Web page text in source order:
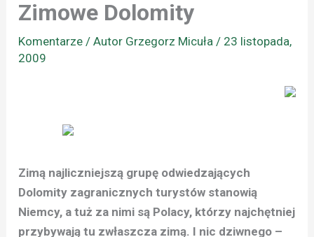
Zimowe Dolomity
Komentarze / Autor Grzegorz Micuła/ 23 listopada,
2009
Zimą najliczniejszą grupę odwiedzających
Dolomity zagranicznych turystów stanowią
Niemcy, a tuż za nimi są Polacy, którzy najchętniej
przybywają tu zwłaszcza zimą. I nic dziwnego –